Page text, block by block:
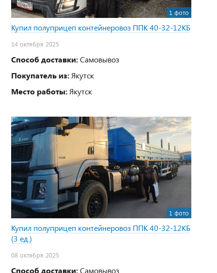
1 фото
Купил полуприцеп контейнеровоз ППК 40-32-12КБ
14 октября 2025
Способ доставки:Самовывоз
Покупатель из:Якутск
Место работы:Якутск
1 фото
Купил полуприцеп контейнеровоз ППК 40-32-12КБ
(3 ед.)
08 октября 2025
Способ доставки:Самовывоз